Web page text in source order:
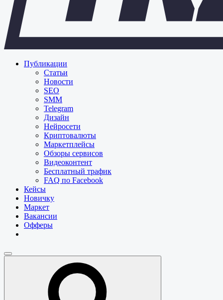
Публикации
Статьи
Новости
SEO
SMM
Telegram
Дизайн
Нейросети
Криптовалюты
Маркетплейсы
Обзоры сервисов
Видеоконтент
Бесплатный трафик
FAQ по Facebook
Кейсы
Новичку
Маркет
Вакансии
Офферы